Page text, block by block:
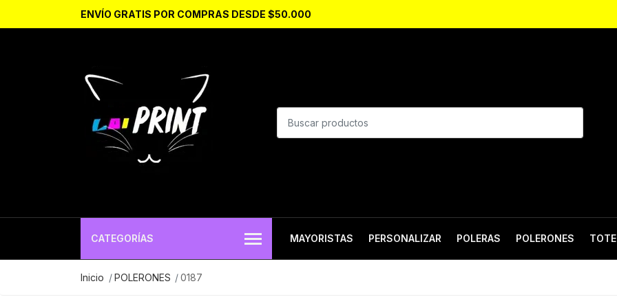
ENVÍO GRATIS POR COMPRAS DESDE $50.000
CATEGORÍAS MAYORISTAS PERSONALIZAR POLERAS POLERONES
Inicio POLERONES 0187